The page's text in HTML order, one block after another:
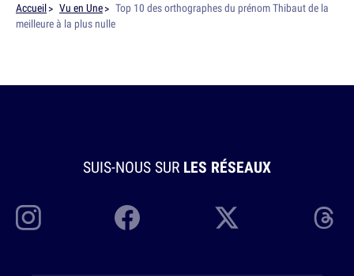
Accueil Vu en Une
Top 10 des orthographes du prénom Thibaut de la
meilleure à la plus nulle
SUIS-NOUS SUR LES RÉSEAUX